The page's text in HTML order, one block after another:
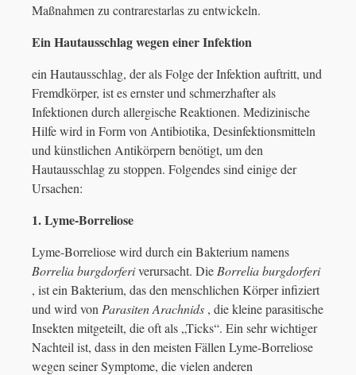
Maßnahmen zu contrarestarlas zu entwickeln.
Ein Hautausschlag wegen einer Infektion
ein Hautausschlag, der als Folge der Infektion auftritt, und
Fremdkörper, ist es ernster und schmerzhafter als
Infektionen durch allergische Reaktionen. Medizinische
Hilfe wird in Form von Antibiotika, Desinfektionsmitteln
und künstlichen Antikörpern benötigt, um den
Hautausschlag zu stoppen. Folgendes sind einige der
Ursachen:
1. Lyme-Borreliose
Lyme-Borreliose wird durch ein Bakterium namens
Borrelia burgdorferiverursacht. Die Borrelia burgdorferi
, ist ein Bakterium, das den menschlichen Körper infiziert
und wird von ParasitenArachnids , die kleine parasitische
Insekten mitgeteilt, die oft als „Ticks“. Ein sehr wichtiger
Nachteil ist, dass in den meisten Fällen Lyme-Borreliose
wegen seiner Symptome, die vielen anderen